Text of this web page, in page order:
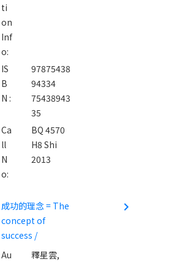
ti
on
Inf
o:
IS
B
N :
97875438
94334
75438943
35
Ca
ll
N
o:
BQ 4570
H8 Shi
2013
成功的理念 = The
concept of
success /
Au
釋星雲,
navigate_next